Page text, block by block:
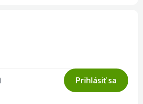
Prihlásiť sa